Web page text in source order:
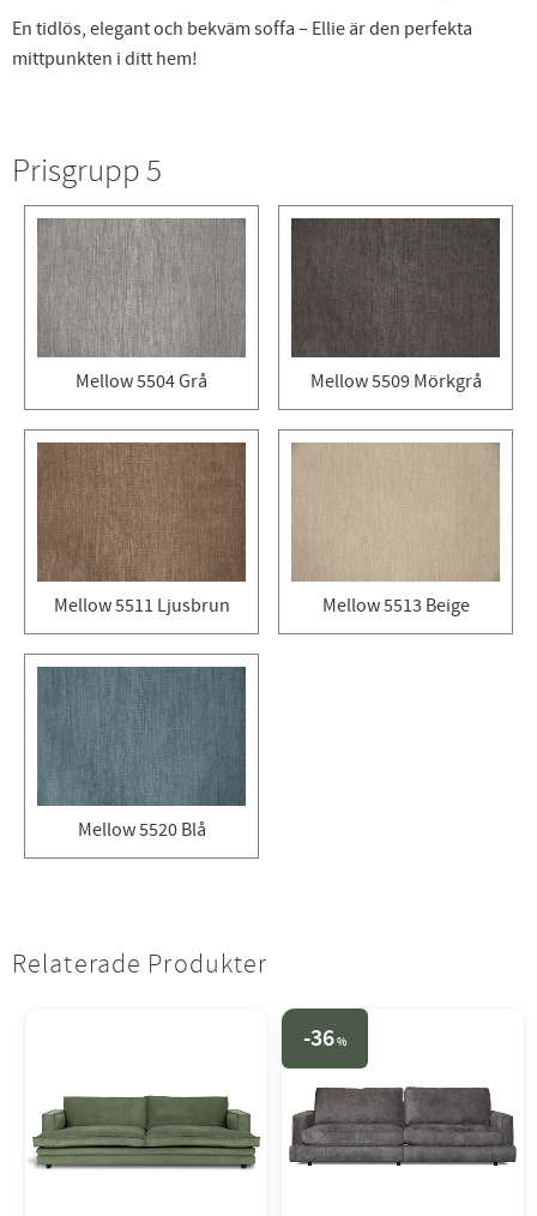
En tidlös, elegant och bekväm soffa – Ellie är den perfekta
mittpunkten i ditt hem!
Prisgrupp 5
Mellow 5504 Grå Mellow 5509 Mörkgrå
Mellow 5511 Ljusbrun Mellow 5513 Beige
Mellow 5520 Blå
Relaterade Produkter
36%